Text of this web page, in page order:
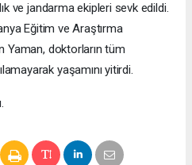
ve jandarma ekipleri sevk edildi.
Eğitim ve Araştırma
Yaman, doktorların tüm
yaşamını yitirdi.